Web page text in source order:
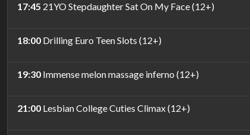
17:45 21YO Stepdaughter Sat On My Face (12+)
18:00 Drilling Euro Teen Slots (12+)
19:30 Immense melon massage inferno (12+)
21:00 Lesbian College Cuties Climax (12+)